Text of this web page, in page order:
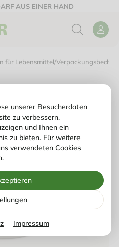
unserer Besucherdaten
zu verbessern,
und Ihnen ein
zu bieten. Für weitere
verwendeten Cookies
Impressum
AUS EINER HAND
für Lebensmittel/Verpackungsbecher